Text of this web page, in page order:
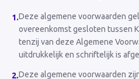
1.Deze algemene voorwaarden
overeenkomst gesloten tussen
tenzij van deze Algemene
uitdrukkelijk en schriftelijk is
2.Deze algemene voorwaarden